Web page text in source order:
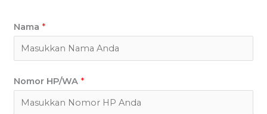
Nama *
Nomor HP/WA *